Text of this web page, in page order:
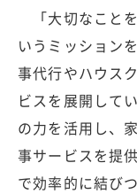
「大切なこと
いうミッション
事代行やハウス
ビスを展開して
の力を活用し、
事サービスを提
で効率的に結び